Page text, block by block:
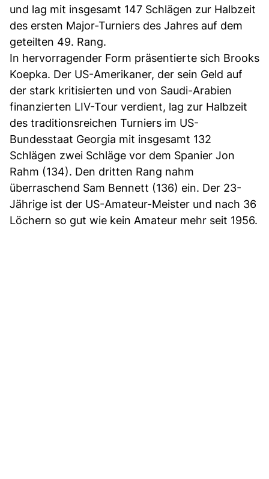
und lag mit insgesamt 147 Schlägen zur Halbzeit
des ersten Major-Turniers des Jahres auf dem
geteilten 49. Rang.
In hervorragender Form präsentierte sich Brooks
Koepka. Der US-Amerikaner, der sein Geld auf
der stark kritisierten und von Saudi-Arabien
finanzierten LIV-Tour verdient, lag zur Halbzeit
des traditionsreichen Turniers im US-
Bundesstaat Georgia mit insgesamt 132
Schlägen zwei Schläge vor dem Spanier Jon
Rahm (134). Den dritten Rang nahm
überraschend Sam Bennett (136) ein. Der 23-
Jährige ist der US-Amateur-Meister und nach 36
Löchern so gut wie kein Amateur mehr seit 1956.